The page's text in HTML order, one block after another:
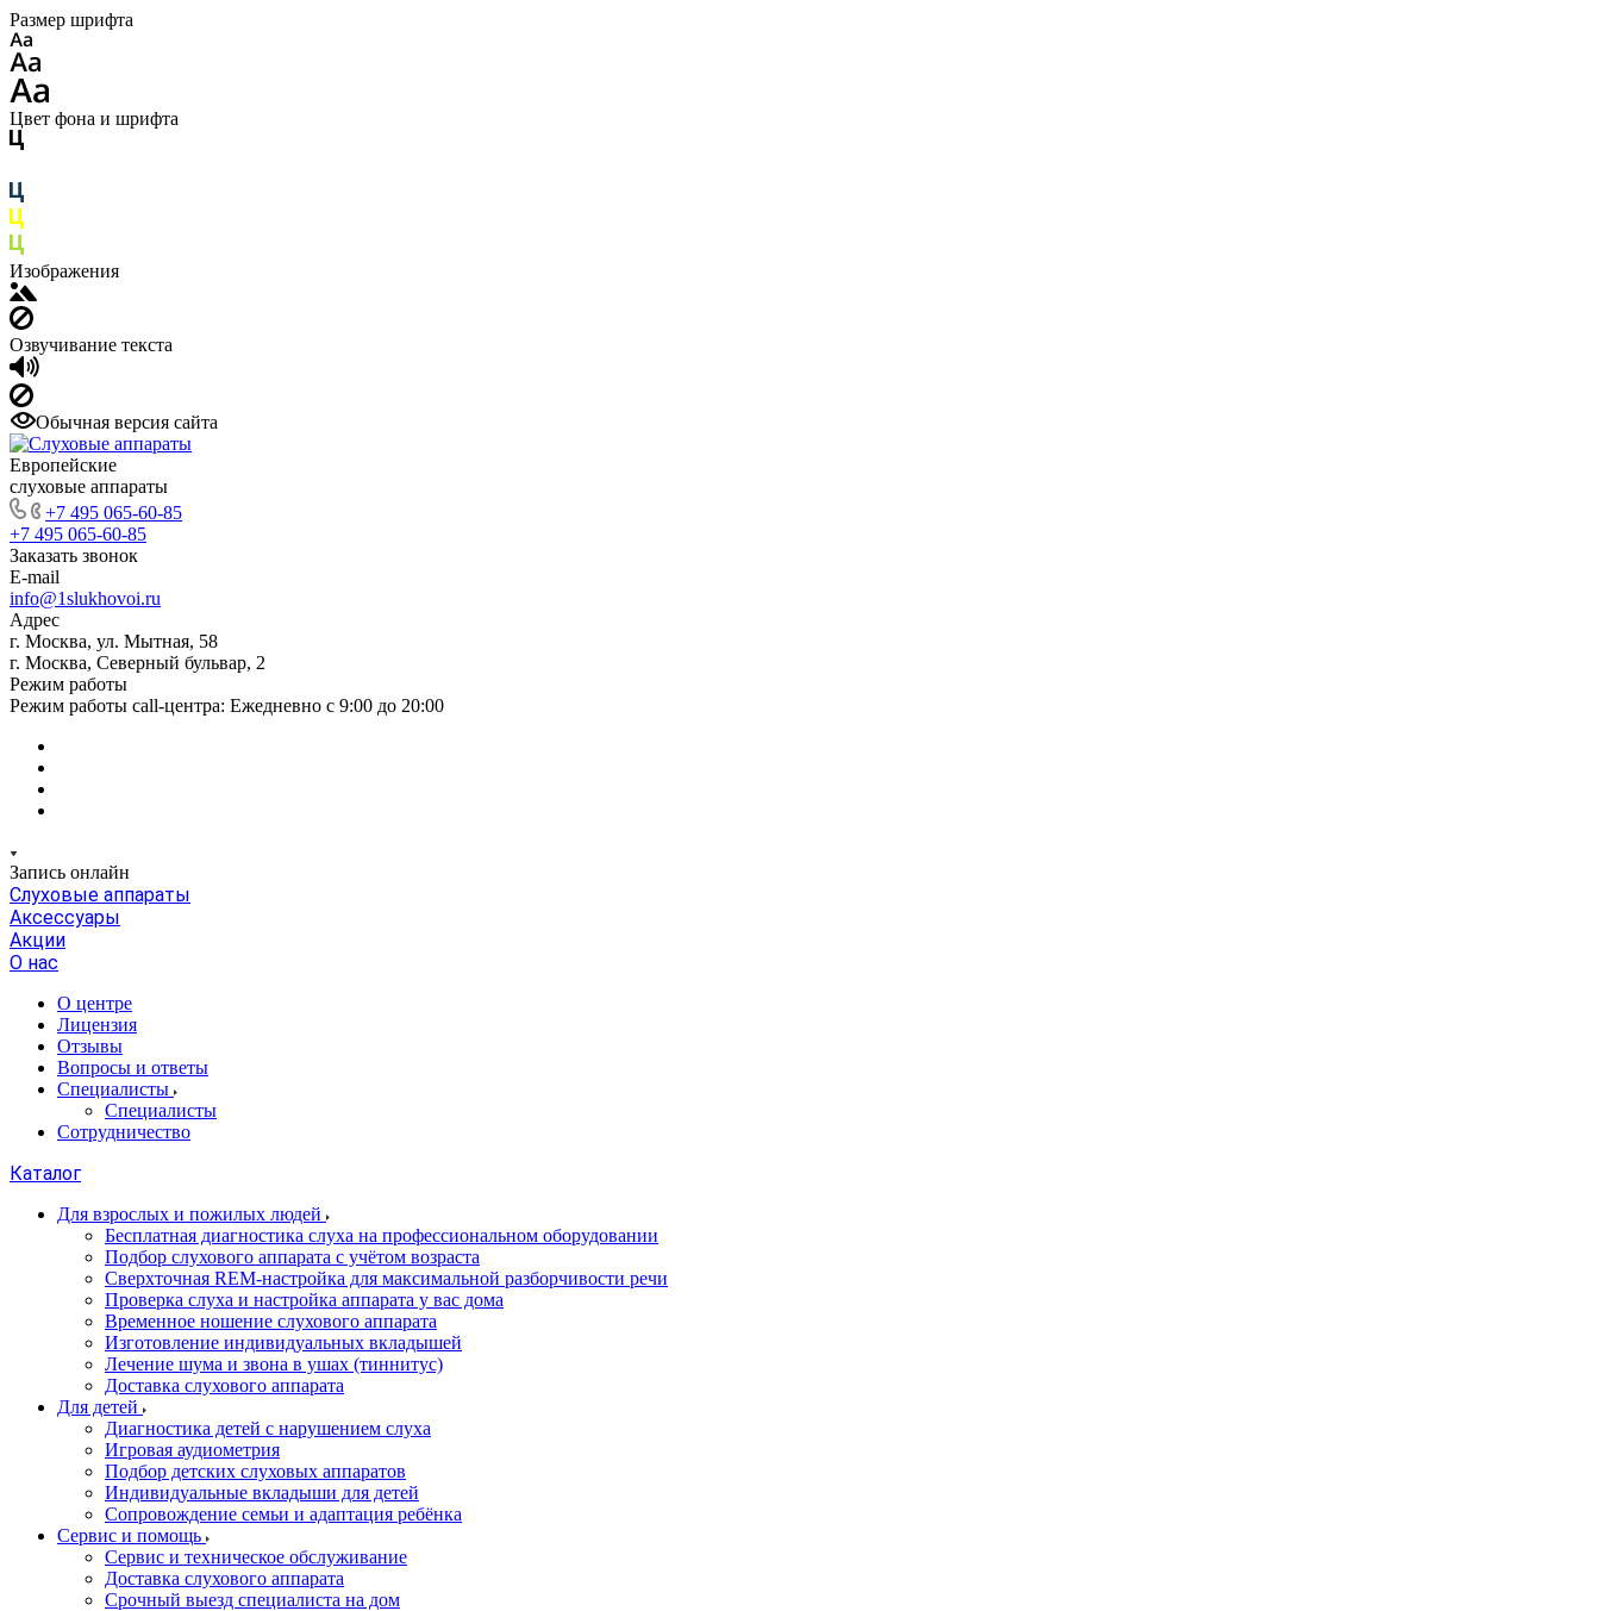
Размер шрифта
Цвет фона и шрифта
Изображения
Озвучивание текста
Обычная версия сайта
Европейские
слуховые аппараты
+7 495 065-60-85
+7 495 065-60-85
Заказать звонок
E-mail
info@1slukhovoi.ru
Адрес
г. Москва, ул. Мытная, 58
г. Москва, Северный бульвар, 2
Режим работы
Режим работы call-центра: Ежедневно с 9:00 до 20:00
Запись онлайн
Слуховые аппараты
Аксессуары
Акции
О нас
О центре
Лицензия
Отзывы
Вопросы и ответы
Специалисты
Специалисты
Сотрудничество
Каталог
Для взрослых и пожилых людей
Бесплатная диагностика слуха на профессиональном оборудовании
Подбор слухового аппарата с учётом возраста
Сверхточная REM-настройка для максимальной разборчивости речи
Проверка слуха и настройка аппарата у вас дома
Временное ношение слухового аппарата
Изготовление индивидуальных вкладышей
Лечение шума и звона в ушах (тиннитус)
Доставка слухового аппарата
Для детей
Диагностика детей с нарушением слуха
Игровая аудиометрия
Подбор детских слуховых аппаратов
Индивидуальные вкладыши для детей
Сопровождение семьи и адаптация ребёнка
Сервис и помощь
Сервис и техническое обслуживание
Доставка слухового аппарата
Срочный выезд специалиста на дом